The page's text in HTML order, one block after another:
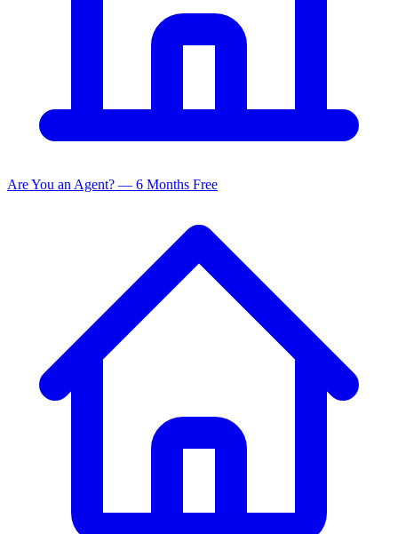
Are You an Agent? — 6 Months Free